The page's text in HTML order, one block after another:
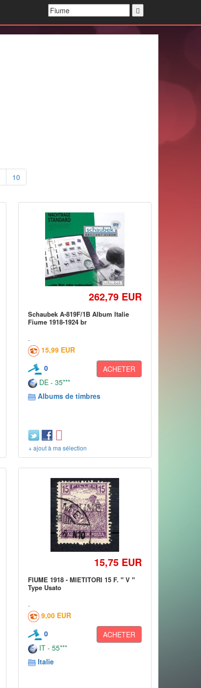
10
262,79 EUR
Schaubek A-819F/1B Album Italie
Fiume 1918-1924 br
15,99 EUR
0
ACHETER
DE - 35***
Albums de timbres
+ ajout à ma sélection
15,75 EUR
FIUME 1918 - MIETITORI 15 F. " V "
Type Usato
9,00 EUR
0
ACHETER
IT - 55***
Italie